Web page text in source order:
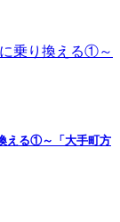
える①～「大手町方